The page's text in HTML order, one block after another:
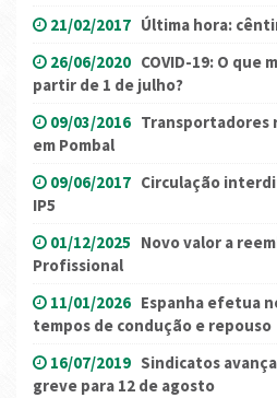
21/02/2017 Última hora:
26/06/2020 COVID-19: O que
partir de 1 de julho?
09/03/2016 Transportadores
em Pombal
09/06/2017 Circulação
IP5
01/12/2025 Novo valor a
Profissional
11/01/2026 Espanha efetua
tempos de condução e repouso
16/07/2019 Sindicatos
greve para 12 de agosto